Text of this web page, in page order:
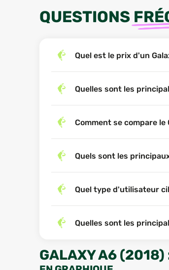
QUESTIONS
Quel est le prix d'un
Quelles sont les
Comment se compare
Quels sont les
Quel type d'utilisateur
Quelles sont les
GALAXY A6 (2018)